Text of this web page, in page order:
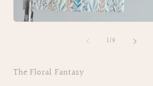
1/of
9
The Floral Fantasy